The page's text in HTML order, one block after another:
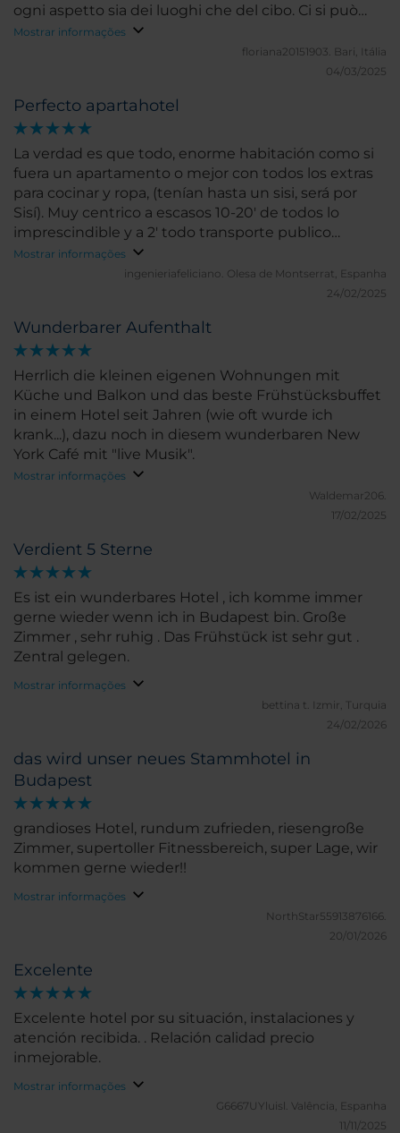
Verdient 5 Sterne
Es ist ein wunderbares Hotel , ich komme immer
gerne wieder wenn ich in Budapest bin. Große
Zimmer , sehr ruhig . Das Frühstück ist sehr gut .
Zentral gelegen.
Mostrar informações
bettina t. Izmir, Turquia
24/02/2026
das wird unser neues Stammhotel in
Budapest
grandioses Hotel, rundum zufrieden, riesengroße
Zimmer, supertoller Fitnessbereich, super Lage, wir
kommen gerne wieder!!
Mostrar informações
NorthStar55913876166.
20/01/2026
Excelente
Excelente hotel por su situación, instalaciones y
atención recibida. . Relación calidad precio
inmejorable.
Mostrar informações
G6667UYluisl. Valência, Espanha
11/11/2025
ogni aspetto sia dei luoghi che del cibo. Ci si può
servire sia al buffet che richiedere piatti caldi
inoltre è a qualche metro di distanza dalla fermata
volta x me è stato top!
Mostrar informações
floriana20151903. Bari, Itália
04/03/2025
Perfecto apartahotel
La verdad es que todo, enorme habitación como si
fuera un apartamento o mejor con todos los extras
para cocinar y ropa, (tenían hasta un sisi, será por
Sisí). Muy centrico a escasos 10-20' de todos lo
imprescindible y a 2' todo transporte publico
además con posibilidad de spa del grupo y en el
mismo edificio que el café New York que es el más
Mostrar informações
ingenieriafeliciano. Olesa de Montserrat, Espanha
24/02/2025
Wunderbarer Aufenthalt
Herrlich die kleinen eigenen Wohnungen mit
Küche und Balkon und das beste Frühstücksbuffet
in einem Hotel seit Jahren (wie oft wurde ich
krank...), dazu noch in diesem wunderbaren New
York Café mit "live Musik".
Mostrar informações
Waldemar206.
17/02/2025